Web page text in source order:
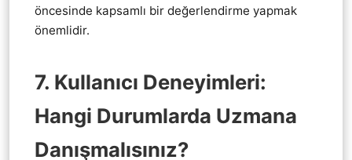
öncesinde kapsamlı bir değerlendirme yapmak
önemlidir.
7. Kullanıcı Deneyimleri:
Hangi Durumlarda Uzmana
Danışmalısınız?